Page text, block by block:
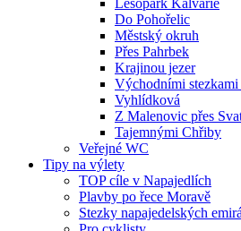
Lesopark Kalvárie
Do Pohořelic
Městský okruh
Přes Pahrbek
Krajinou jezer
Východními stezkami
Vyhlídková
Z Malenovic přes
Tajemnými Chřiby
Veřejné WC
Tipy na výlety
TOP cíle v Napajedlích
Plavby po řece Moravě
Stezky napajedelských